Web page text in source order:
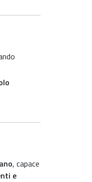
, capace
e